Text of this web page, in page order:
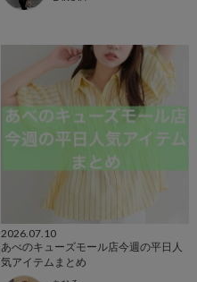
2026.07.10
あべのキューズモール店今週の平日人
気アイテムまとめ